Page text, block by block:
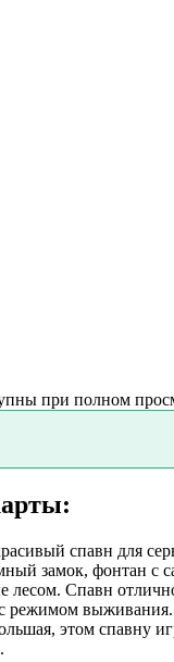
при полном
спавн для
замок, фонтан с
лесом. Спавн
режимом выживания.
этом спавну